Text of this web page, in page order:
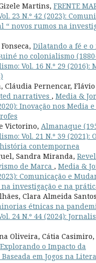
Martins, FRENTE
23 N.º 42 (2023):
“ novos rumos na
Dilatando a fé e
no colonialismo
Vol. 16 N.º 29 (2016):
Cláudia Pernencar,
narratives , Media &
Inovação nos Media
Victorino, Almanaque
Vol. 21 N.º 39 (2021): O
contempornea
Sandra Miranda,
de Marca , Media &
Comunicação e
investigação e na
Clara Almeida
étnicas na
24 N.º 44 (2024):
Oliveira, Cátia Casimiro,
Explorando o Impacto da
em Jogos na